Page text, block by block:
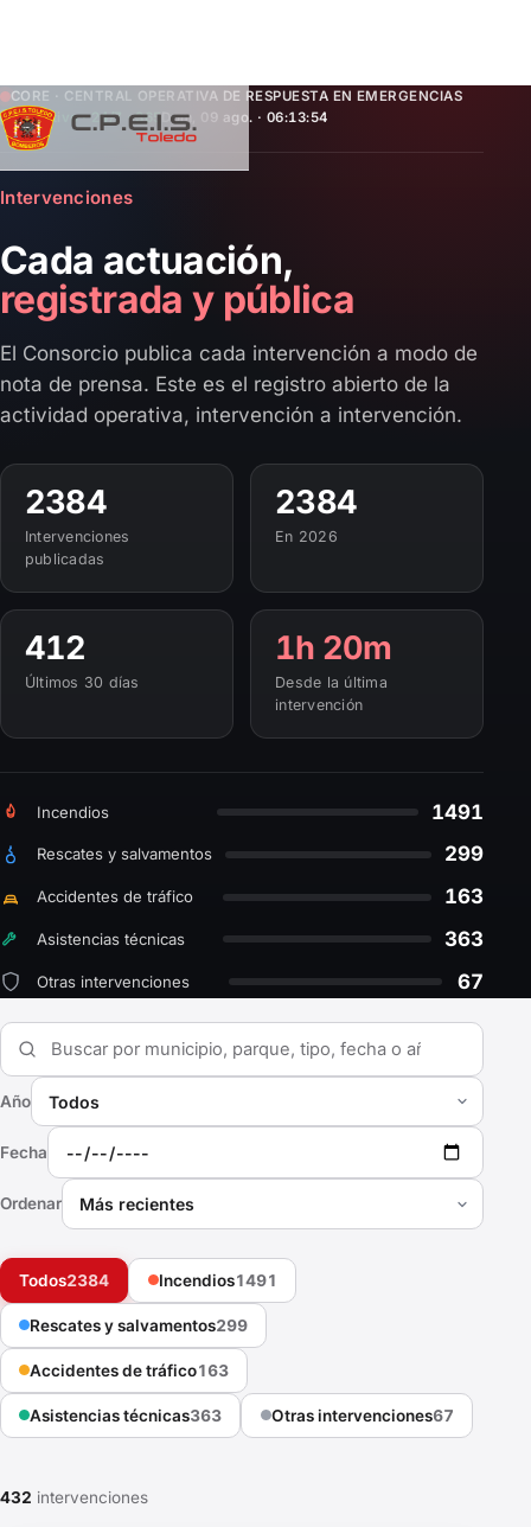
Saltar
al
contenido
CORE · CENTRAL OPERATIVA DE RESPUESTA EN EMERGENCIAS
Operativo · 24/7 · 365 Dom, 09 ago. · 06:13:54
Intervenciones
Cada actuación,
registrada y pública
El Consorcio publica cada intervención a modo de
nota de prensa. Este es el registro abierto de la
actividad operativa, intervención a intervención.
2384
Intervenciones
publicadas
2384
En 2026
412
Últimos 30 días
1h 20m
Desde la última
intervención
Incendios 1491
Rescates y salvamentos 299
Accidentes de tráfico 163
Asistencias técnicas 363
Otras intervenciones 67
Año
Fecha
Ordenar
Todos2384 Incendios1491
Rescates y salvamentos299
Accidentes de tráfico163
Asistencias técnicas363 Otras intervenciones67
432 intervenciones